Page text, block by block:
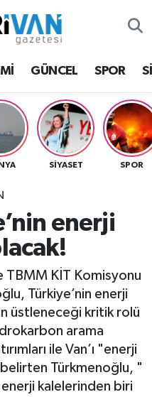
GÜNCEL SPOR
SİYASET SPOR
enerji
TBMM KİT Komisyonu
Türkiye’nin enerji
üstleneceği kritik rolü
arama
ile Van’ı "enerji
Türkmenoğlu, "
kalelerinden biri
ve Fikstür